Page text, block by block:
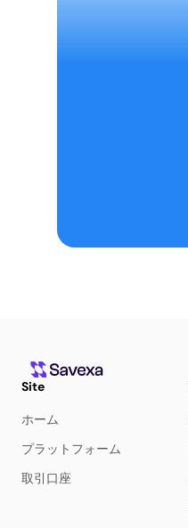
Site
ホーム
プラットフォーム
取引口座